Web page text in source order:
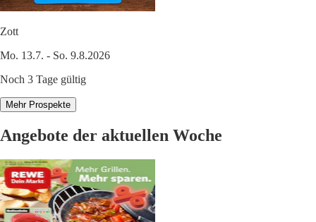
Zott
Mo. 13.7. - So. 9.8.2026
Noch 3 Tage gültig
Mehr Prospekte
Angebote der aktuellen Woche